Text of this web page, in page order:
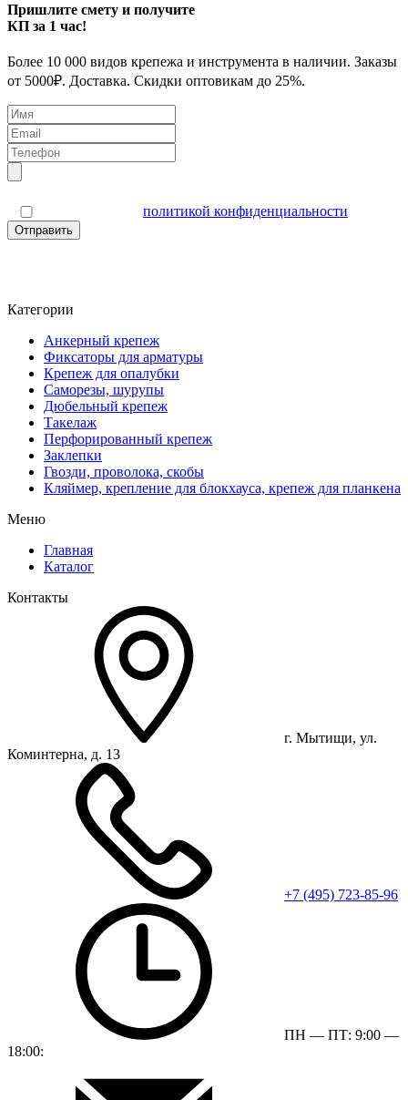
Пришлите смету и получите
КП за 1 час!
Более 10 000 видов крепежа и инструмента в наличии. Заказы
от 5000₽. Доставка. Скидки оптовикам до 25%.
политикой конфиденциальности
Отправить
Категории
Анкерный крепеж
Фиксаторы для арматуры
Крепеж для опалубки
Саморезы, шурупы
Дюбельный крепеж
Такелаж
Перфорированный крепеж
Заклепки
Гвозди, проволока, скобы
Кляймер, крепление для блокхауса, крепеж для планкена
Меню
Главная
Каталог
Контакты
г. Мытищи, ул.
Коминтерна, д. 13
+7 (495) 723-85-96
ПН — ПТ: 9:00 —
18:00: